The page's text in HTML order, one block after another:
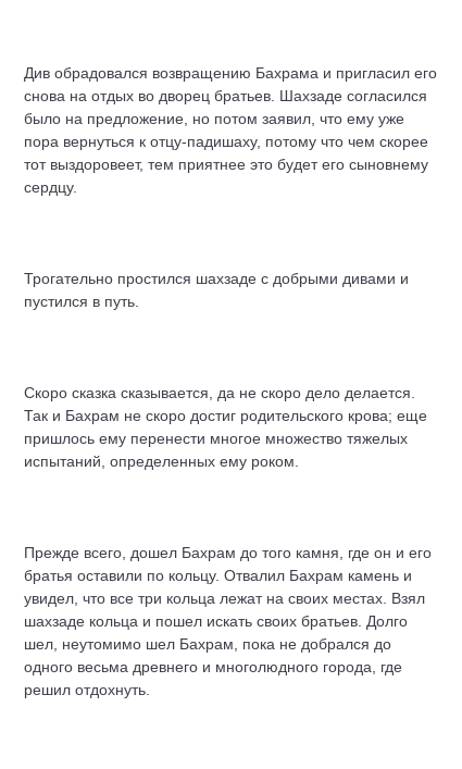
Див обрадовался возвращению Бахрама и пригласил его
снова на отдых во дворец братьев. Шахзаде согласился
было на предложение, но потом заявил, что ему уже
пора вернуться к отцу-падишаху, потому что чем скорее
тот выздоровеет, тем приятнее это будет его сыновнему
сердцу.
Трогательно простился шахзаде с добрыми дивами и
пустился в путь.
Скоро сказка сказывается, да не скоро дело делается.
Так и Бахрам не скоро достиг родительского крова; еще
пришлось ему перенести многое множество тяжелых
испытаний, определенных ему роком.
Прежде всего, дошел Бахрам до того камня, где он и его
братья оставили по кольцу. Отвалил Бахрам камень и
увидел, что все три кольца лежат на своих местах. Взял
шахзаде кольца и пошел искать своих братьев. Долго
шел, неутомимо шел Бахрам, пока не добрался до
одного весьма древнего и многолюдного города, где
решил отдохнуть.